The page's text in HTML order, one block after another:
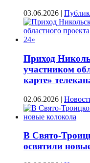
03.06.2026 |
Приход
участником
карте»
02.06.2026 |
В Свято-
освятили